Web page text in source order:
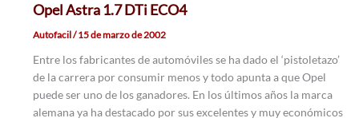
Opel Astra 1.7 DTi ECO4
Autofacil/15 de marzo de 2002
Entre los fabricantes de automóviles se ha dado el ‘pistoletazo’
de la carrera por consumir menos y todo apunta a que Opel
puede ser uno de los ganadores. En los últimos años la marca
alemana ya ha destacado por sus excelentes y muy económicos